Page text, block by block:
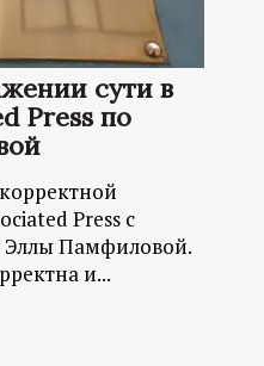
сути в
Press по
Press с
Эллы Памфиловой.
и...